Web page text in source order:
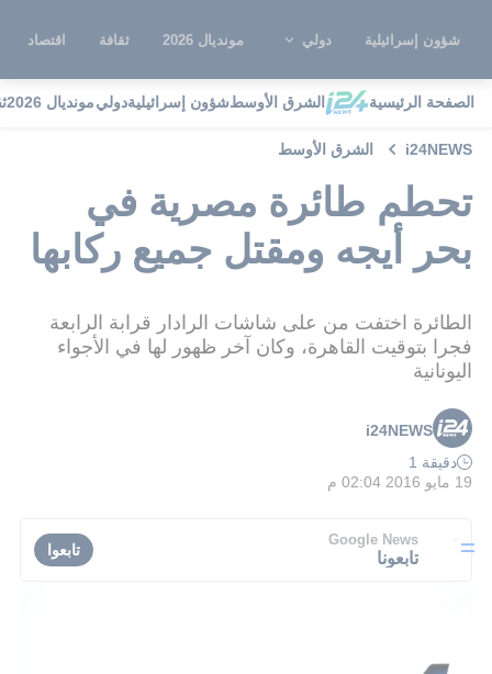
شؤون إسرائيلية دولي مونديال 2026 ثقافة اقتصاد
الصفحة الرئيسية الشرق الأوسطشؤون إسرائيليةدوليمونديال 2026
i24NEWS الشرق الأوسط
تحطم طائرة مصرية في
بحر أيجه ومقتل جميع ركابها
الطائرة اختفت من على شاشات الرادار قرابة الرابعة
فجرا بتوقيت القاهرة، وكان آخر ظهور لها في الأجواء
اليونانية
i24NEWS
دقيقة 1
19 مايو 2016 02:04 م
Google News
تابعونا تابعوا